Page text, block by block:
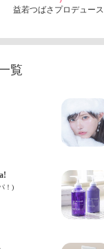
益若つばさプロデュース
覧